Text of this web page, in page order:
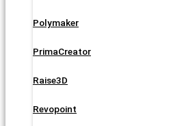
Polymaker
PrimaCreator
Raise3D
Revopoint